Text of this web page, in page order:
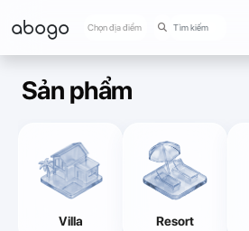
abogo Chọn địa điểm
Sản phẩm
Villa Resort